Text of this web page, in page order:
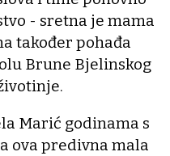
- sretna je mama
također pohađa
Brune Bjelinskog
Marić godinama s
ova predivna mala